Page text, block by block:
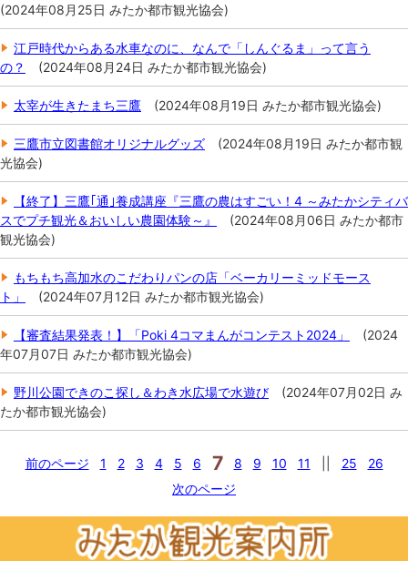
(2024年08月25日 みたか都市観光協会)
江戸時代からある水車なのに、なんで「しんぐるま」って言う
の？
(2024年08月24日 みたか都市観光協会)
太宰が生きたまち三鷹 (2024年08月19日 みたか都市観光協会)
三鷹市立図書館オリジナルグッズ (2024年08月19日 みたか都市観
光協会)
【終了】三鷹｢通｣養成講座『三鷹の農はすごい！4 ～みたかシティバ
スでプチ観光＆おいしい農園体験～』
(2024年08月06日 みたか都市
観光協会)
もちもち高加水のこだわりパンの店「ベーカリーミッドモース
ト」
(2024年07月12日 みたか都市観光協会)
【審査結果発表！】「Poki 4コマまんがコンテスト2024」 (2024
年07月07日 みたか都市観光協会)
野川公園できのこ探し＆わき水広場で水遊び (2024年07月02日 み
たか都市観光協会)
前のページ 1 2 3 4 5 6 7 8 9 10 11 25
26
次のページ